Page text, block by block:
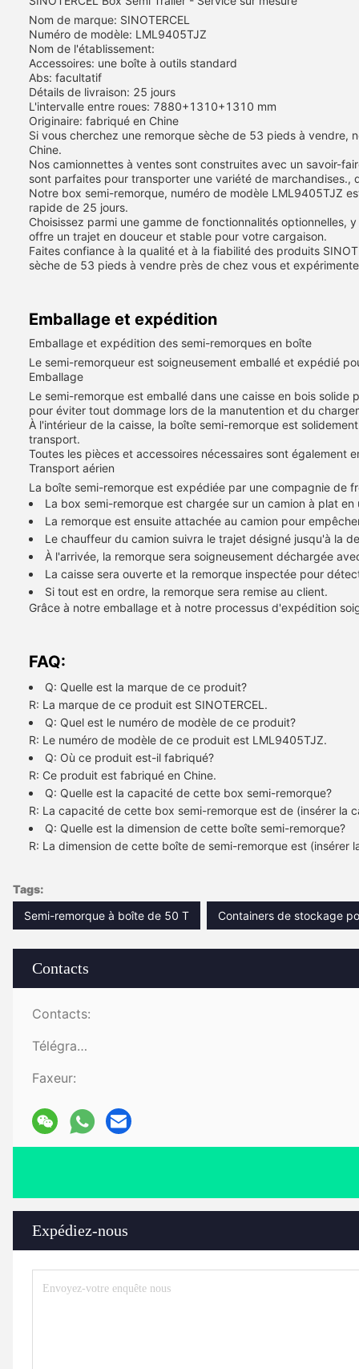
Contacts
Contacts:
Télégramme:
Faxeur:
Expédiez-nous
Nom de marque: SINOTERCEL
Numéro de modèle: LML9405TJZ
Nom de l'établissement:
Accessoires: une boîte à outils standard
Abs: facultatif
Détails de livraison: 25 jours
L'intervalle entre roues: 7880+1310+1310 mm
Originaire: fabriqué en Chine
Si vous cherchez une remorque sèche de 53 pieds à vendre,
Chine.
Nos camionnettes à ventes sont construites avec un savoir-
sont parfaites pour transporter une variété de
Notre box semi-remorque, numéro de modèle LML9405TJZ
rapide de 25 jours.
Choisissez parmi une gamme de fonctionnalités optionnelles,
offre un trajet en douceur et stable pour votre cargaison.
Faites confiance à la qualité et à la fiabilité des produits
sèche de 53 pieds à vendre près de chez vous et
Emballage et expédition
Emballage et expédition des semi-remorques en boîte
Le semi-remorqueur est soigneusement emballé et expédié
Emballage
Le semi-remorque est emballé dans une caisse en bois
pour éviter tout dommage lors de la manutention et du
À l'intérieur de la caisse, la boîte semi-remorque est
transport.
Toutes les pièces et accessoires nécessaires sont également
Transport aérien
La boîte semi-remorque est expédiée par une compagnie de
La box semi-remorque est chargée sur un camion à plat
La remorque est ensuite attachée au camion pour
Le chauffeur du camion suivra le trajet désigné jusqu'à la
À l'arrivée, la remorque sera soigneusement déchargée
La caisse sera ouverte et la remorque inspectée pour
Si tout est en ordre, la remorque sera remise au client.
Grâce à notre emballage et à notre processus d'expédition
FAQ:
Q: Quelle est la marque de ce produit?
R: La marque de ce produit est SINOTERCEL.
Q: Quel est le numéro de modèle de ce produit?
R: Le numéro de modèle de ce produit est LML9405TJZ.
Q: Où ce produit est-il fabriqué?
R: Ce produit est fabriqué en Chine.
Q: Quelle est la capacité de cette box semi-remorque?
R: La capacité de cette box semi-remorque est de (insérer la
Q: Quelle est la dimension de cette boîte semi-remorque?
R: La dimension de cette boîte de semi-remorque est (insérer
Tags:
Semi-remorque à boîte de 50 T
Containers de stockage